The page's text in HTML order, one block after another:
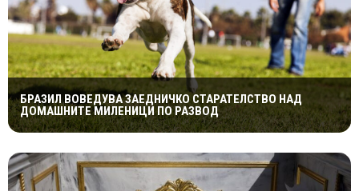
БРАЗИЛ ВОВЕДУВА ЗАЕДНИЧКО СТАРАТЕЛСТВО НАД
ДОМАШНИТЕ МИЛЕНИЦИ ПО РАЗВОД